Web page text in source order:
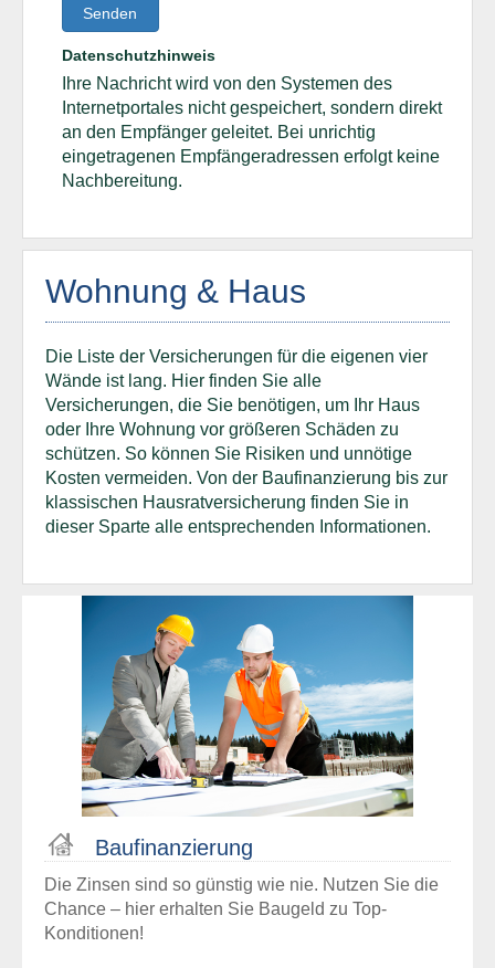
Senden
Datenschutzhinweis
Ihre Nachricht wird von den Systemen des
Internetportales nicht gespeichert, sondern direkt
an den Empfänger geleitet. Bei unrichtig
eingetragenen Empfängeradressen erfolgt keine
Nachbereitung.
Wohnung & Haus
Die Liste der Versicherungen für die eigenen vier
Wände ist lang. Hier finden Sie alle
Versicherungen, die Sie benötigen, um Ihr Haus
oder Ihre Wohnung vor größeren Schäden zu
schützen. So können Sie Risiken und unnötige
Kosten vermeiden. Von der Baufinanzierung bis zur
klassischen Hausratversicherung finden Sie in
dieser Sparte alle entsprechenden Informationen.
Bau­finanzierung
Die Zinsen sind so günstig wie nie. Nutzen Sie die
Chance – hier erhalten Sie Baugeld zu Top-
Konditionen!